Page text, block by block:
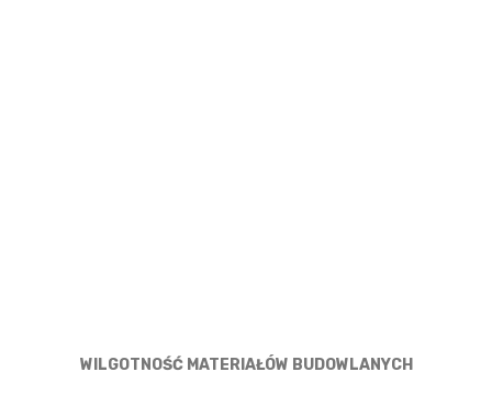
WILGOTNOŚĆ MATERIAŁÓW BUDOWLANYCH